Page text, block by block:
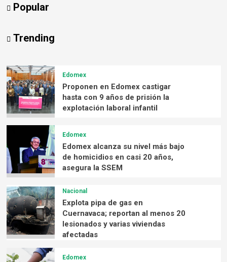
Popular
Trending
Edomex
Proponen en Edomex castigar
hasta con 9 años de prisión la
explotación laboral infantil
Edomex
Edomex alcanza su nivel más bajo
de homicidios en casi 20 años,
asegura la SSEM
Nacional
Explota pipa de gas en
Cuernavaca; reportan al menos 20
lesionados y varias viviendas
afectadas
Edomex